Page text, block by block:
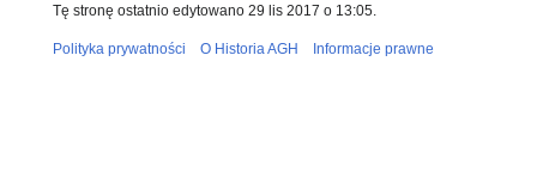
Tę stronę ostatnio edytowano 29 lis 2017 o 13:05.
Polityka prywatności O Historia AGH Informacje prawne